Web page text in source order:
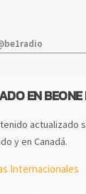
EN
actualizado
y en Canadá.
Internacionales